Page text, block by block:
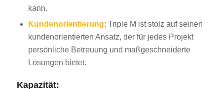
kann.
Kundenorientierung: Triple M ist stolz auf seinen
kundenorientierten Ansatz, der für jedes Projekt
persönliche Betreuung und maßgeschneiderte
Lösungen bietet.
Kapazität: